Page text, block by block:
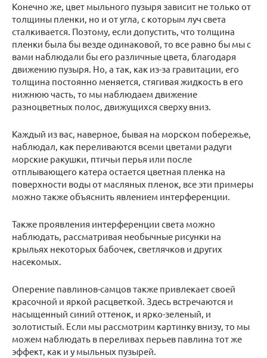
Конечно же, цвет мыльного пузыря зависит не только от
толщины пленки, но и от угла, с которым луч света
сталкивается. Поэтому, если допустить, что толщина
пленки была бы везде одинаковой, то все равно бы мы с
вами наблюдали бы его различные цвета, благодаря
движению пузыря. Но, а так, как из-за гравитации, его
толщина постоянно меняется, стягивая жидкость в его
нижнюю часть, то мы наблюдаем движение
разноцветных полос, движущихся сверху вниз.
Каждый из вас, наверное, бывая на морском побережье,
наблюдал, как переливаются всеми цветами радуги
морские ракушки, птичьи перья или после
отплывающего катера остается цветная пленка на
поверхности воды от масляных пленок, все эти примеры
можно также объяснить явлением интерференции.
Также проявления интерференции света можно
наблюдать, рассматривая необычные рисунки на
крыльях некоторых бабочек, светлячков и других
насекомых.
Оперение павлинов-самцов также привлекает своей
красочной и яркой расцветкой. Здесь встречаются и
насыщенный синий оттенок, и ярко-зеленый, и
золотистый. Если мы рассмотрим картинку внизу, то мы
можем наблюдать в переливах перьев павлина тот же
эффект, как и у мыльных пузырей.